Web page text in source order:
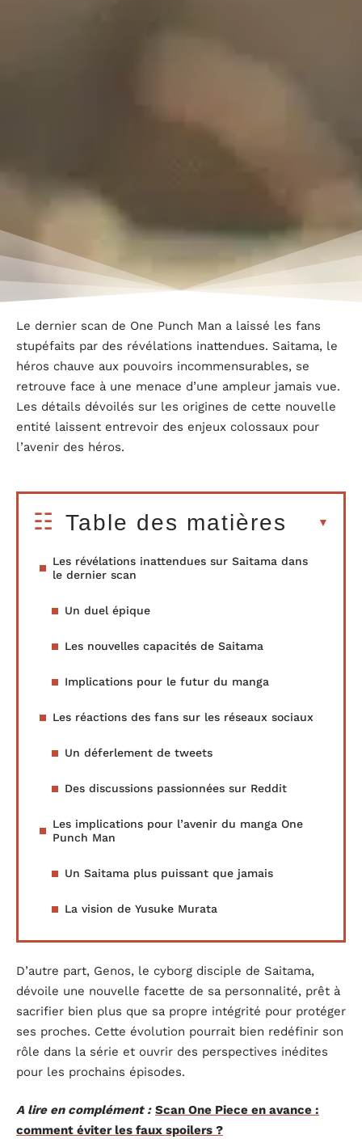
Le dernier scan de One Punch Man a laissé les fans
stupéfaits par des révélations inattendues. Saitama, le
héros chauve aux pouvoirs incommensurables, se
retrouve face à une menace d’une ampleur jamais vue.
Les détails dévoilés sur les origines de cette nouvelle
entité laissent entrevoir des enjeux colossaux pour
l’avenir des héros.
Table des matières
Les révélations inattendues sur Saitama dans
le dernier scan
Un duel épique
Les nouvelles capacités de Saitama
Implications pour le futur du manga
Les réactions des fans sur les réseaux sociaux
Un déferlement de tweets
Des discussions passionnées sur Reddit
Les implications pour l’avenir du manga One
Punch Man
Un Saitama plus puissant que jamais
La vision de Yusuke Murata
D’autre part, Genos, le cyborg disciple de Saitama,
dévoile une nouvelle facette de sa personnalité, prêt à
sacrifier bien plus que sa propre intégrité pour protéger
ses proches. Cette évolution pourrait bien redéfinir son
rôle dans la série et ouvrir des perspectives inédites
pour les prochains épisodes.
A lire en complément : Scan One Piece en avance :
comment éviter les faux spoilers ?